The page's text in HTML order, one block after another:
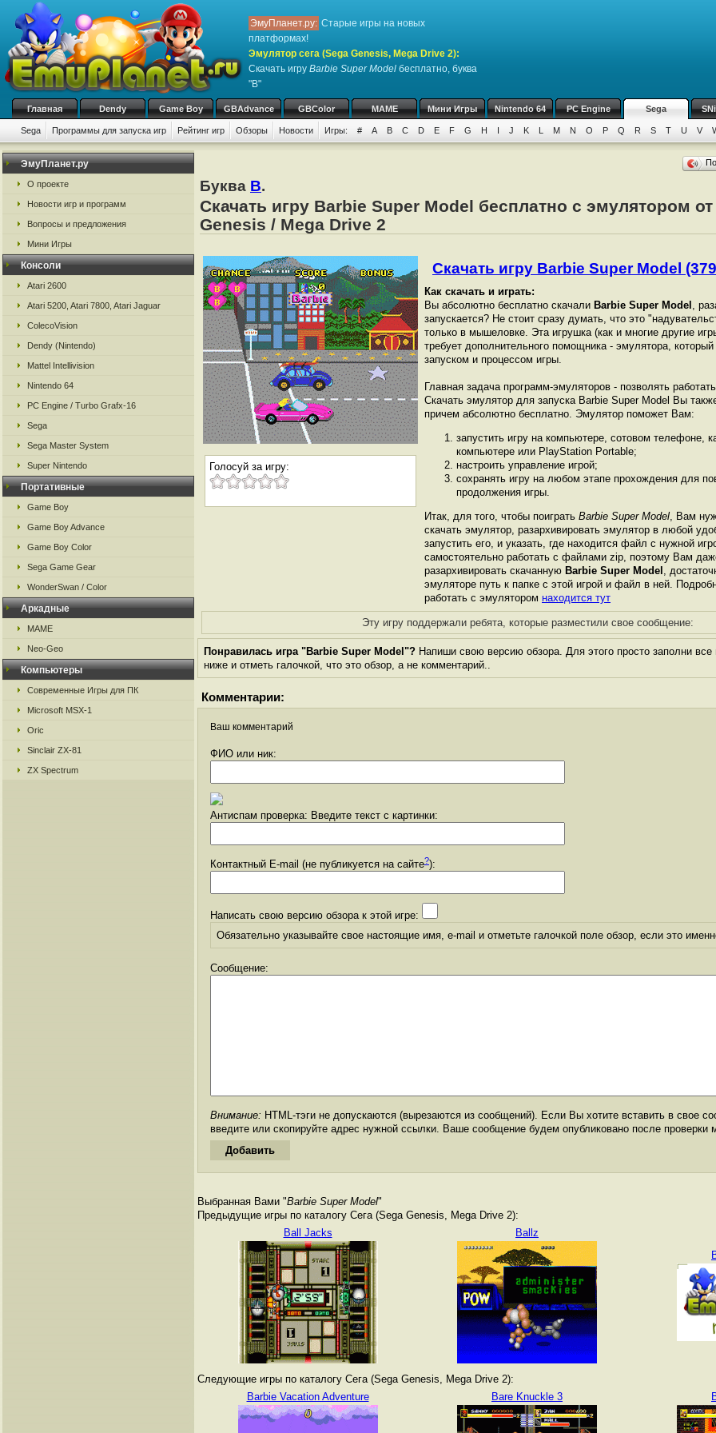
ЭмуПланет.ру: Старые игры на новых
платформах!
Эмулятор сега (Sega Genesis, Mega Drive 2):
Скачать игру Barbie Super Model бесплатно, буква
"B"
Главная Dendy Game Boy GBAdvance GBColor MAME Мини Игры Nintendo 64 PC Engine Sega
Sega Программы для запуска игр Рейтинг игр Обзоры Новости Игры: # A B C D E F G H I J K L M N O P Q R S T U V
ЭмуПланет.ру
О проекте
Новости игр и программ
Вопросы и предложения
Мини Игры
Консоли
Atari 2600
Atari 5200, Atari 7800, Atari Jaguar
ColecoVision
Dendy (Nintendo)
Mattel Intellivision
Nintendo 64
PC Engine / Turbo Grafx-16
Sega
Sega Master System
Super Nintendo
Портативные
Game Boy
Game Boy Advance
Game Boy Color
Sega Game Gear
WonderSwan / Color
Аркадные
MAME
Neo-Geo
Компьютеры
Современные Игры для ПК
Microsoft MSX-1
Oric
Sinclair ZX-81
ZX Spectrum
Буква B.
Скачать игру Barbie Super Model бесплатно с эмулятором от
Genesis / Mega Drive 2
Голосуй за игру:
Скачать игру Barbie Super Model
Как скачать и играть:
Вы абсолютно бесплатно скачали Barbie Super Model ,
запускается? Не стоит сразу думать, что это
только в мышеловке. Эта игрушка (как и многие другие
требует дополнительного помощника - эмулятора,
запуском и процессом игры.
Главная задача программ-эмуляторов - позволять
Скачать эмулятор для запуска Barbie Super Model Вы
причем абсолютно бесплатно. Эмулятор поможет Вам:
запустить игру на компьютере, сотовом телефоне,
компьютере или PlayStation Portable;
настроить управление игрой;
сохранять игру на любом этапе прохождения для
продолжения игры.
Итак, для того, чтобы поиграть Barbie Super Model, Вам
скачать эмулятор, разархивировать эмулятор в любой
запустить его, и указать, где находится файл с нужной
самостоятельно работать с файлами zip, поэтому Вам
разархивировать скачанную Barbie Super Model ,
эмуляторе путь к папке с этой игрой и файл в ней.
работать с эмулятором находится тут
Эту игру поддержали ребята, которые разместили свое сообщение:
Понравилась игра "Barbie Super Model"? Напиши свою версию обзора. Для этого просто заполни все
ниже и отметь галочкой, что это обзор, а не комментарий..
Комментарии:
Ваш комментарий
ФИО или ник:
Антиспам проверка: Введите текст с картинки:
Контактный E-mail (не публикуется на сайте?):
Написать свою версию обзора к этой игре:
Обязательно указывайте свое настоящие имя, e-mail и отметьте галочкой поле обзор, если это
Сообщение:
Внимание: HTML-тэги не допускаются (вырезаются из сообщений). Если Вы хотите вставить в свое
введите или скопируйте адрес нужной ссылки. Ваше сообщение будем опубликовано после проверки
Выбранная Вами "Barbie Super Model"
Предыдущие игры по каталогу Сега (Sega Genesis, Mega Drive 2):
Ball Jacks
Ballz
Следующие игры по каталогу Сега (Sega Genesis, Mega Drive 2):
Barbie Vacation Adventure
Bare Knuckle 3